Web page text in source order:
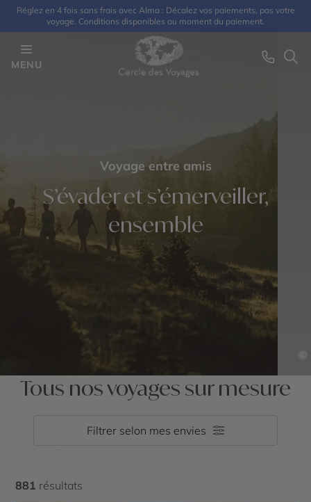
Réglez en 4 fois sans frais avec Alma : Décalez vos paiements, pas votre
voyage. Conditions disponibles au moment du paiement.
MENU
Voyage entre amis
S’évader et s’émerveiller,
ensemble
©
Tous nos voyages sur mesure
Filtrer selon mes envies
881 résultats